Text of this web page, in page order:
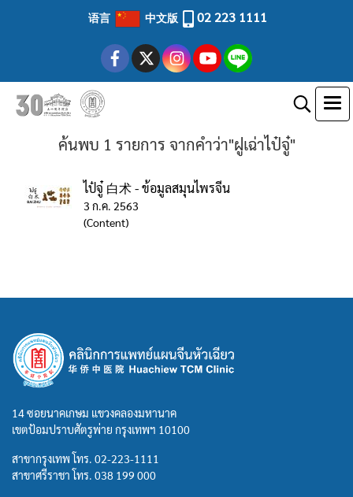
语言 中文版 02 223 1111
ค้นพบ 1 รายการ จากคำว่า"ฝูเฉ่าไป๋จู๋"
ไป๋จู๋ 白术 - ข้อมูลสมุนไพรจีน
3 ก.ค. 2563
(Content)
14 ซอยนาคเกษม แขวงคลองมหานาค
เขตป้อมปราบศัตรูพ่าย กรุงเทพฯ 10100
สาขากรุงเทพ โทร. 02-223-1111
สาขาศรีราชา โทร. 038 199 000